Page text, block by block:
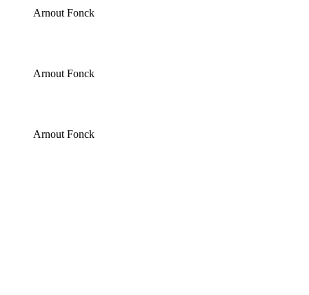
Arnout Fonck
Arnout Fonck
Arnout Fonck